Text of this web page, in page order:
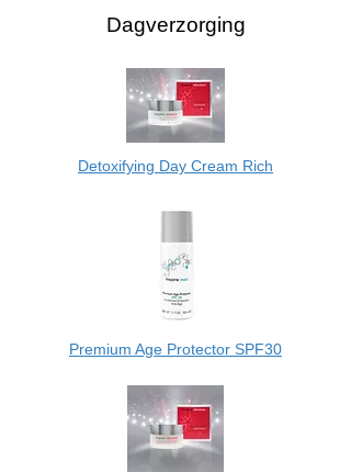
Dagverzorging
Detoxifying Day Cream Rich
Premium Age Protector SPF30